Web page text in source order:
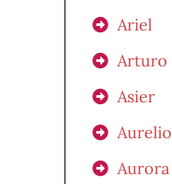
Ariel
Arturo
Asier
Aurelio
Aurora